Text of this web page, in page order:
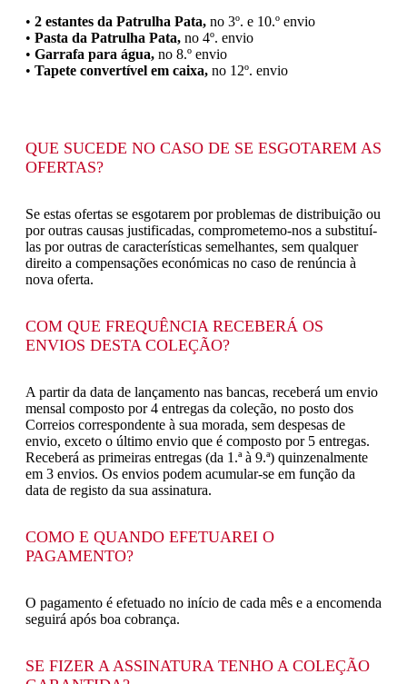
• 2 estantes da Patrulha Pata, no 3º. e 10.º envio
• Pasta da Patrulha Pata, no 4º. envio
• Garrafa para água, no 8.º envio
• Tapete convertível em caixa, no 12º. envio
QUE SUCEDE NO CASO DE SE ESGOTAREM AS
OFERTAS?
Se estas ofertas se esgotarem por problemas de distribuição ou
por outras causas justificadas, comprometemo-nos a substituí-
las por outras de características semelhantes, sem qualquer
direito a compensações económicas no caso de renúncia à
nova oferta.
COM QUE FREQUÊNCIA RECEBERÁ OS
ENVIOS DESTA COLEÇÃO?
A partir da data de lançamento nas bancas, receberá um envio
mensal composto por 4 entregas da coleção, no posto dos
Correios correspondente à sua morada, sem despesas de
envio, exceto o último envio que é composto por 5 entregas.
Receberá as primeiras entregas (da 1.ª à 9.ª) quinzenalmente
em 3 envios. Os envios podem acumular-se em função da
data de registo da sua assinatura.
COMO E QUANDO EFETUAREI O
PAGAMENTO?
O pagamento é efetuado no início de cada mês e a encomenda
seguirá após boa cobrança.
SE FIZER A ASSINATURA TENHO A COLEÇÃO